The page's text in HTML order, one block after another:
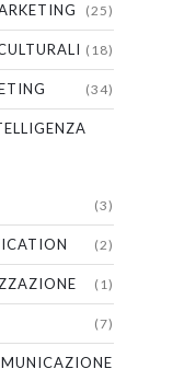
(25)
(18)
(34)
(3)
(2)
(1)
(7)